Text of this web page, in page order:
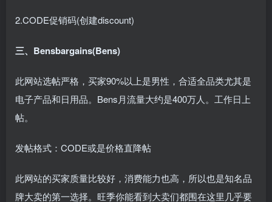
2.CODE促销码(创建discount)
三、Bensbargains(Bens)
此网站选帖严格，买家90%以上是男性，合适全品类尤其是
电子产品和日用品。Bens月流量大约是400万人。工作日上
帖。
发帖格式：CODE或是价格直降帖
此网站的买家质量比较好，消费能力也高，所以也是知名品
牌大卖的第一选择。旺季你能看到大卖们都围在这里几乎要